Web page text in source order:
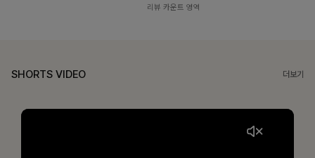
리뷰 카운트 영역
SHORTS VIDEO 더보기